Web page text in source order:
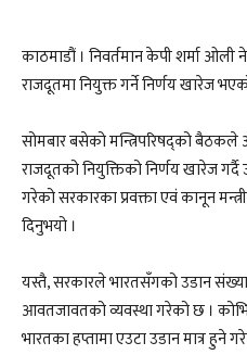
काठमाडौं । निवर्तमान केपी शर्मा
राजदूतमा नियुक्त गर्ने निर्णय खारेज
सोमबार बसेको मन्त्रिपरिषद्को
राजदूतको नियुक्तिको निर्णय खारेज
गरेको सरकारका प्रवक्ता एवं कानून
दिनुभयो ।
यस्तै, सरकारले भारतसँगको उडान
आवतजावतको व्यवस्था गरेको छ ।
भारतका हप्तामा एउटा उडान मात्र हुने